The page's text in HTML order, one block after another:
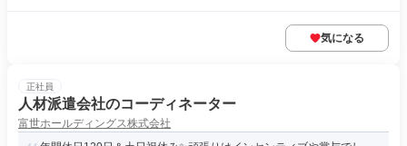
気になる
正社員
人材派遣会社のコーディネーター
富世ホールディングス株式会社